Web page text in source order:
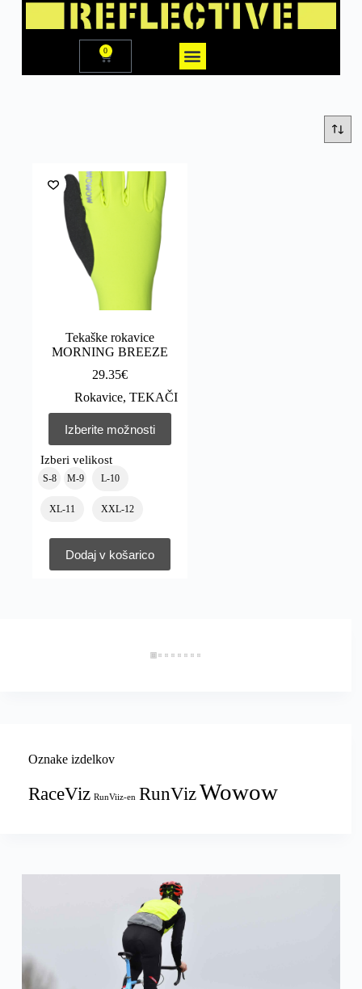
0
Tekaške rokavice
MORNING BREEZE
29.35€
Rokavice,TEKAČI
Izberite možnosti
Izberi velikost
S-8 M-9 L-10
XL-11 XXL-12
Dodaj v košarico
Oznake izdelkov
RaceViz RunViiz-en RunVizWowow